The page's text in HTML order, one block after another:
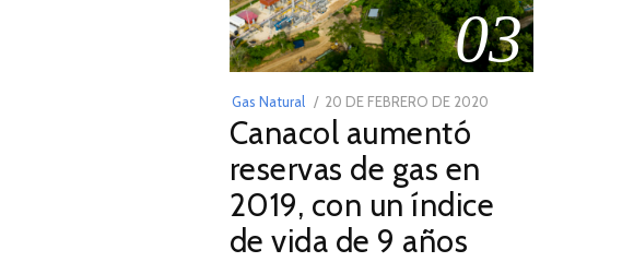
03
Gas Natural
POSTED
ON
20 DE FEBRERO DE 2020
2025
Canacol aumentó
reservas de gas en
2019, con un índice
de vida de 9 años